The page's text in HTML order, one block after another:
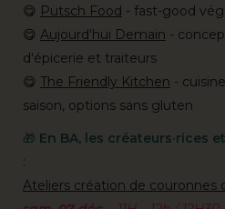
😋 Putsch Food - fast-good
😋 Aujourd'hui Demain -
d'épicerie et traiteurs
😋 The Friendly Kitchen -
saison, options sans gluten
🎁 En BA, les créateurs·rices
:
Ateliers création de couronnes